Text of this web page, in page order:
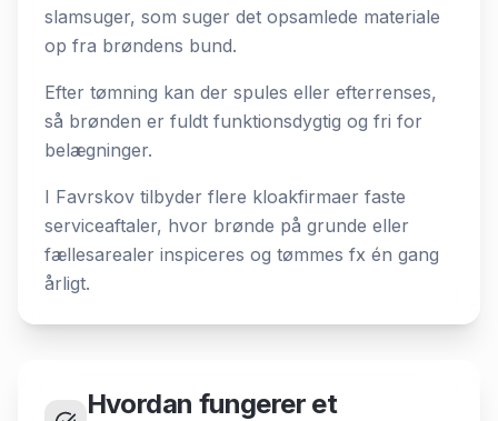
slamsuger, som suger det opsamlede materiale
op fra brøndens bund.
Efter tømning kan der spules eller efterrenses,
så brønden er fuldt funktionsdygtig og fri for
belægninger.
I Favrskov tilbyder flere kloakfirmaer faste
serviceaftaler, hvor brønde på grunde eller
fællesarealer inspiceres og tømmes fx én gang
årligt.
Hvordan fungerer et